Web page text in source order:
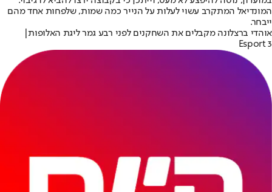
המונדיאל המתקרב עשוי לעלות על הנייר כמה שמות, שלפחות אחד מהם
ייבחר.
אוהדי ברצלונה מקבלים את השחקנים לפני רבע גמר ליגת האלופות|
Esport 3